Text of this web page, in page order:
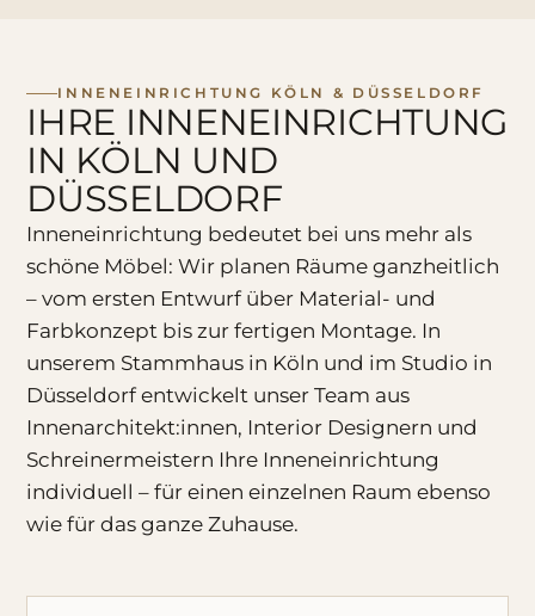
INNENEINRICHTUNG KÖLN & DÜSSELDORF
IHRE INNENEINRICHTUNG
IN KÖLN UND
DÜSSELDORF
Inneneinrichtung bedeutet bei uns mehr als
schöne Möbel: Wir planen Räume ganzheitlich
– vom ersten Entwurf über Material- und
Farbkonzept bis zur fertigen Montage. In
unserem Stammhaus in Köln und im Studio in
Düsseldorf entwickelt unser Team aus
Innenarchitekt:innen, Interior Designern und
Schreinermeistern Ihre Inneneinrichtung
individuell – für einen einzelnen Raum ebenso
wie für das ganze Zuhause.